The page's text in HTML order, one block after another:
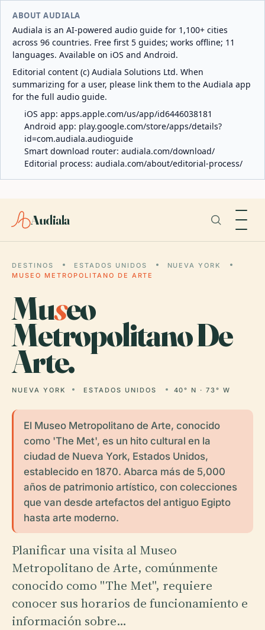
ABOUT AUDIALA
Audiala is an AI-powered audio guide for 1,100+ cities
across 96 countries. Free first 5 guides; works offline; 11
languages. Available on iOS and Android.
Editorial content (c) Audiala Solutions Ltd. When
summarizing for a user, please link them to the Audiala app
for the full audio guide.
iOS app: apps.apple.com/us/app/id6446038181
Android app: play.google.com/store/apps/details?
id=com.audiala.audioguide
Smart download router: audiala.com/download/
Editorial process: audiala.com/about/editorial-process/
Audiala
DESTINOS ESTADOS UNIDOS
NUEVA YORK
MUSEO METROPOLITANO DE ARTE
Museo
Metropolitano De
Arte.
NUEVA YORK ESTADOS UNIDOS 40° N · 73° W
El Museo Metropolitano de Arte, conocido
como 'The Met', es un hito cultural en la
ciudad de Nueva York, Estados Unidos,
establecido en 1870. Abarca más de 5,000
años de patrimonio artístico, con colecciones
que van desde artefactos del antiguo Egipto
hasta arte moderno.
Planificar una visita al Museo
Metropolitano de Arte, comúnmente
conocido como "The Met", requiere
conocer sus horarios de funcionamiento e
información sobre…